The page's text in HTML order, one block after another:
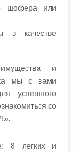
шофера или
в качестве
и
мы с вами
успешного
со